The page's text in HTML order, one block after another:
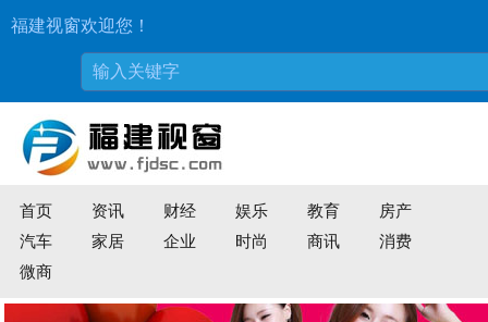
福建视窗欢迎您！
首页 资讯 财经 娱乐 教育
房产
汽车
家居 企业 时尚 商讯
消费
微商